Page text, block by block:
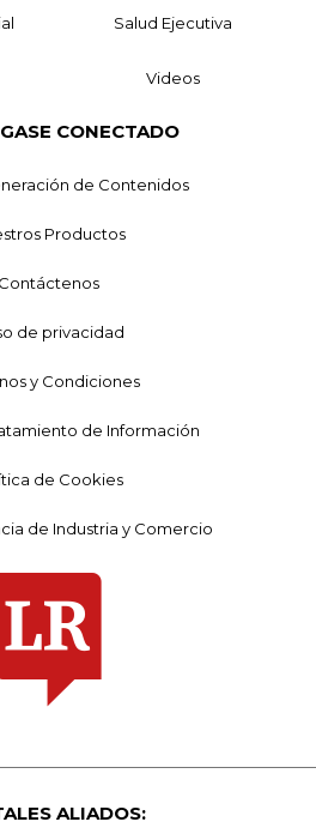
Salud Ejecutiva
Videos
CONECTADO
de Contenidos
Productos
Contáctenos
de privacidad
y Condiciones
de Información
de Cookies
de Industria y Comercio
ALIADOS: